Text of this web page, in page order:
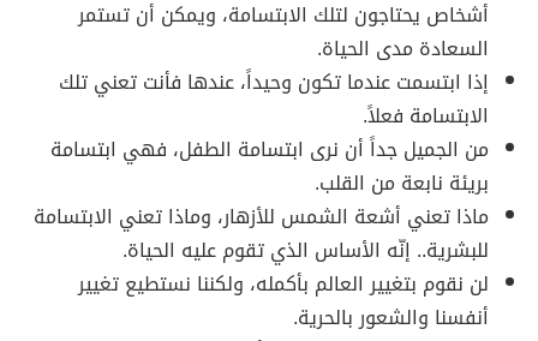
أشخاص يحتاجون لتلك الابتسامة، ويمكن أن تستمر
السعادة مدى الحياة.
إذا ابتسمت عندما تكون وحيداً، عندها فأنت تعني تلك
الابتسامة فعلاً.
من الجميل جداً أن نرى ابتسامة الطفل، فهي ابتسامة
بريئة نابعة من القلب.
ماذا تعني أشعة الشمس للأزهار، وماذا تعني الابتسامة
للبشرية.. إنّه الأساس الذي تقوم عليه الحياة.
لن نقوم بتغيير العالم بأكمله، ولكننا نستطيع تغيير
أنفسنا والشعور بالحرية.